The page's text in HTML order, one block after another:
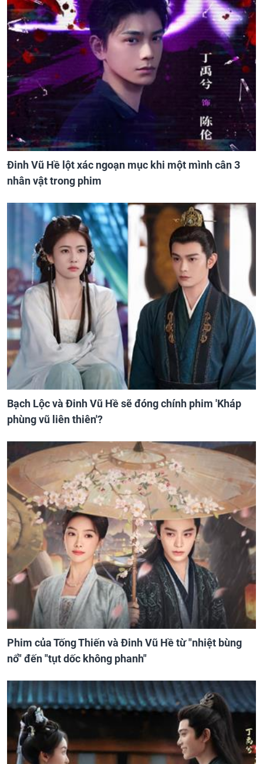
Đinh Vũ Hề lột xác ngoạn mục khi một mình cân 3
nhân vật trong phim
Bạch Lộc và Đinh Vũ Hề sẽ đóng chính phim 'Kháp
phùng vũ liên thiên'?
Phim của Tống Thiến và Đinh Vũ Hề từ "nhiệt bùng
nổ" đến "tụt dốc không phanh"